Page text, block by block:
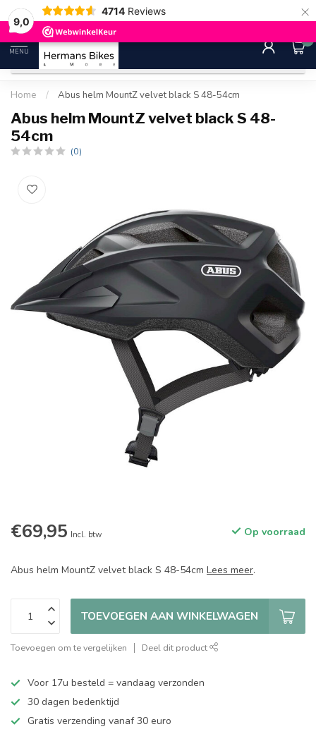
9,0
4714 Reviews ×
30 dagen bedenktijd Gratis
MENU
0
Home / Abus helm MountZ velvet black S 48-54cm
Abus helm MountZ velvet black S 48-
54cm
(0)
€69,95 Incl. btw Op voorraad
Abus helm MountZ velvet black S 48-54cm Lees meer.
TOEVOEGEN AAN WINKELWAGEN
Toevoegen om te vergelijken Deel dit product
Voor 17u besteld = vandaag verzonden
30 dagen bedenktijd
Gratis verzending vanaf 30 euro